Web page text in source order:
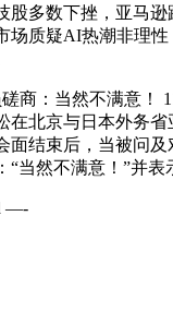
股多数下挫，亚马逊
场质疑AI热潮非理
商：当然不满意！
在北京与日本外务省
面结束后，当被问
当然不满意！”并表
—-